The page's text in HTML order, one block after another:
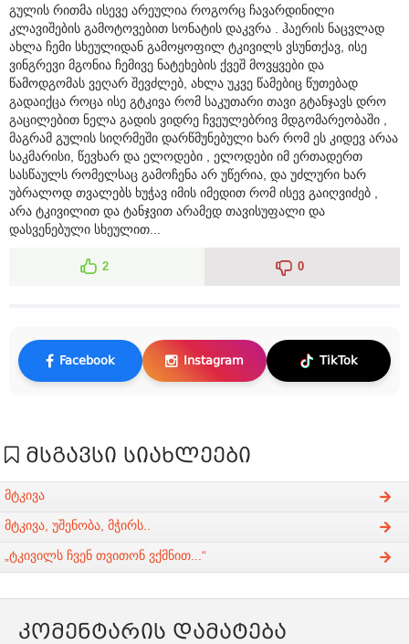
გულის რითმა ისევე არეულია როგორც ჩავარდინილი
კლავიშების გამოტოვებით სონატის დაკვრა . ჰაერის ნაცვლად
ახლა ჩემი სხეულიდან გამოყოფილ ტკივილს ვსუნთქავ, ისე
ვინგრევი მგონია ჩემივე ნატეხების ქვეშ მოვყვები და
წამოდგომას ვეღარ შევძლებ, ახლა უკვე წამებიც წუთებად
გადაიქცა როცა ისე გტკივა რომ საკუთარი თავი გტანჯავს დრო
გაცილებით ნელა გადის ვიდრე ჩვეულებრივ მდგომარეობაში ,
მაგრამ გულის სიღრმეში დარწმუნებული ხარ რომ ეს კიდევ არაა
საკმარისი, წევხარ და ელოდები , ელოდები იმ ერთადერთ
სასწაულს რომელსაც გამოჩენა არ უწერია, და უძლური ხარ
უბრალოდ თვალებს ხუჭავ იმის იმედით რომ ისევ გაიღვიძებ ,
არა ტკივილით და ტანჯვით არამედ თავისუფალი და
დასვენებული სხეულით...
2 0
Facebook Instagram TikTok
მსგავსი სიახლეები
მტკივა
მტკივა, უშენობა, მჭირს..
„ტკივილს ჩვენ თვითონ ვქმნით...“
კომენტარის დამატება